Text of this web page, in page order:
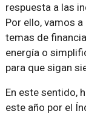
respuesta a las
Por ello, vamos
temas de
energía o
para que sigan
En este sentido,
este año por el